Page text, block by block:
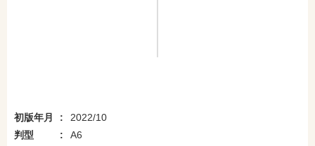
初版年月
2022/10
判型
A6